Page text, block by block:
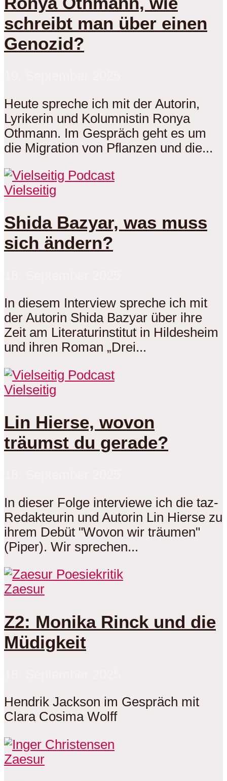
schreibt man über einen
Genozid?
Heute spreche ich mit der Autorin,
Lyrikerin und Kolumnistin Ronya
Othmann. Im Gespräch geht es um
die Migration von Pflanzen und die...
Vielseitig
Shida Bazyar, was muss
sich ändern?
In diesem Interview spreche ich mit
der Autorin Shida Bazyar über ihre
Zeit am Literaturinstitut in Hildesheim
und ihren Roman „Drei...
Vielseitig
Lin Hierse, wovon
träumst du gerade?
In dieser Folge interviewe ich die taz-
Redakteurin und Autorin Lin Hierse zu
ihrem Debüt "Wovon wir träumen"
(Piper). Wir sprechen...
Zaesur
Z2: Monika Rinck und die
Müdigkeit
Hendrik Jackson im Gespräch mit
Clara Cosima Wolff
Zaesur